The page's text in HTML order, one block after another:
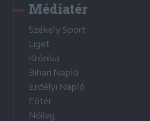
Médiatér
Székely Sport
Liget
Krónika
Bihari Napló
Erdélyi Napló
Főtér
Nőileg